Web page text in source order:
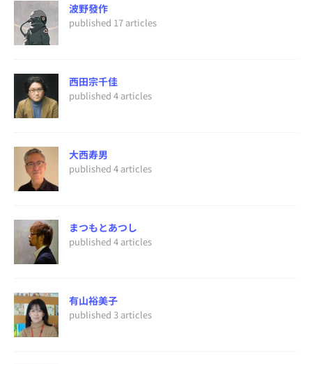
波野發作
published 17 articles
西田宗千佳
published 4 articles
大西寿男
published 4 articles
まつもとあつし
published 4 articles
有山裕美子
published 3 articles